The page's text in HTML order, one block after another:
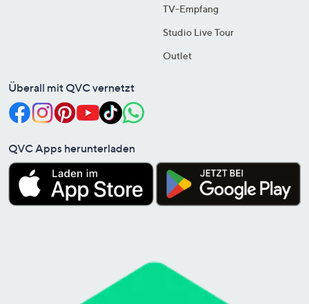
TV-Empfang
Studio Live Tour
Outlet
Überall mit QVC vernetzt
QVC Apps herunterladen